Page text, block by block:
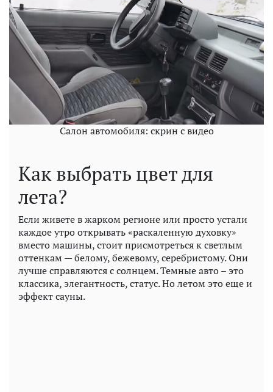
Салон автомобиля: скрин с видео
Как выбрать цвет для
лета?
Если живете в жарком регионе или просто устали
каждое утро открывать «раскаленную духовку»
вместо машины, стоит присмотреться к светлым
оттенкам — белому, бежевому, серебристому. Они
лучше справляются с солнцем. Темные авто – это
классика, элегантность, статус. Но летом это еще и
эффект сауны.